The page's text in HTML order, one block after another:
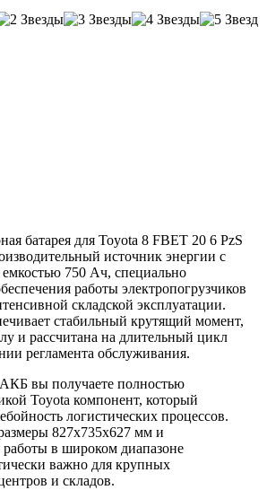
батарея для Toyota 8 FBET 20 6 PzS
источник энергии с
750 Ач, специально
работы электропогрузчиков
складской эксплуатации.
стабильный крутящий момент,
и рассчитана на длительный цикл
регламента обслуживания.
вы получаете полностью
Toyota компонент, который
логистических процессов.
827x735x627 мм и
в широком диапазоне
важно для крупных
и складов.